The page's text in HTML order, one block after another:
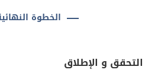
الخطوة
التحقق و الإطلاق